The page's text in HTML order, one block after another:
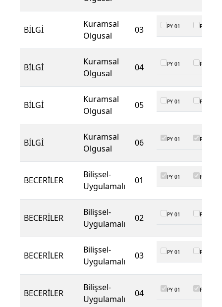
BİLGİ
Kuramsal
Olgusal
03 PY 01 PY 02
BİLGİ
Kuramsal
Olgusal
04 PY 01 PY 02
BİLGİ
Kuramsal
Olgusal
05 PY 01 PY 02
BİLGİ
Kuramsal
Olgusal
06 PY 01 PY 02
BECERİLER
Bilişsel-
Uygulamalı
01 PY 01 PY 02
BECERİLER
Bilişsel-
Uygulamalı
02 PY 01 PY 02
BECERİLER
Bilişsel-
Uygulamalı
03 PY 01 PY 02
BECERİLER
Bilişsel-
Uygulamalı
04 PY 01 PY 02